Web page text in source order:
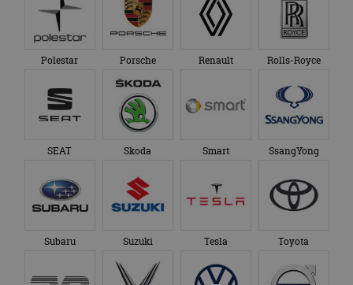
Polestar Porsche Renault Rolls-Royce
SEAT Skoda Smart SsangYong
Subaru Suzuki Tesla Toyota